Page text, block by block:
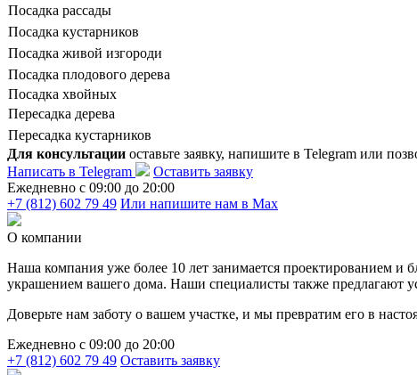
Посадка рассады
Посадка кустарников
Посадка живой изгороди
Посадка плодового дерева
Посадка хвойных
Пересадка дерева
Пересадка кустарников
Для консультации оставьте заявку, напишите в Telegram или
Написать в Telegram
Оставить заявку
Ежедневно c 09:00 до 20:00
+7 (812) 602 79 49 Или напишите нам в Max
О компании
Наша компания уже более 10 лет занимается проектированием и
украшением вашего дома. Наши специалисты также предлагают
Доверьте нам заботу о вашем участке, и мы превратим его в
Ежедневно c 09:00 до 20:00
+7 (812) 602 79 49 Оставить заявку